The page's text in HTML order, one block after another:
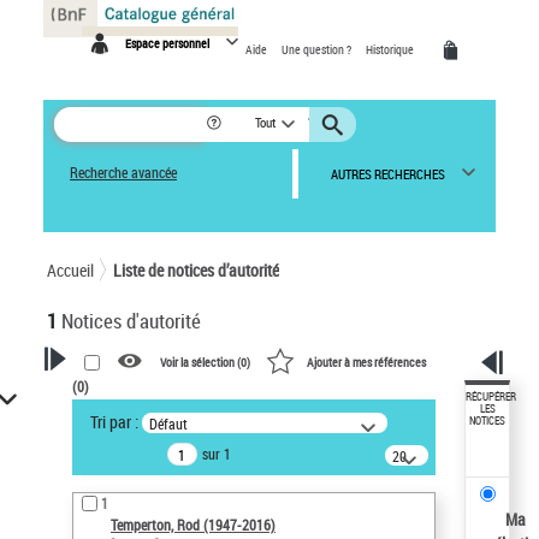
Espace personnel Aide Une question ? Historique
Tout
Recherche avancée AUTRES RECHERCHES
Accueil Liste de notices d’autorité
1 Notices d'autorité
VOTRE RECHERCHE
Recherche avancée dans les
notices d’autorité
Œuvres liées à l'auteur :
Temperton, Rod (1947-2016)
Voir la sélection (0) Ajouter à mes références
(0)
Tri par : Défaut
sur 1
20
résultats/page
1
Temperton, Rod (1947-2016)
RÉCUPÉRER
LES
NOTICES
Ma
Panneau de gestion des cookies